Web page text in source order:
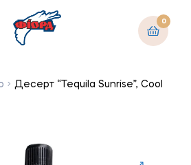
0
Десерт “Tequila Sunrise”, Cool